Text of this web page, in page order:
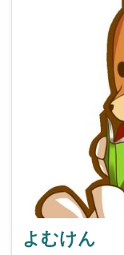
よむけん